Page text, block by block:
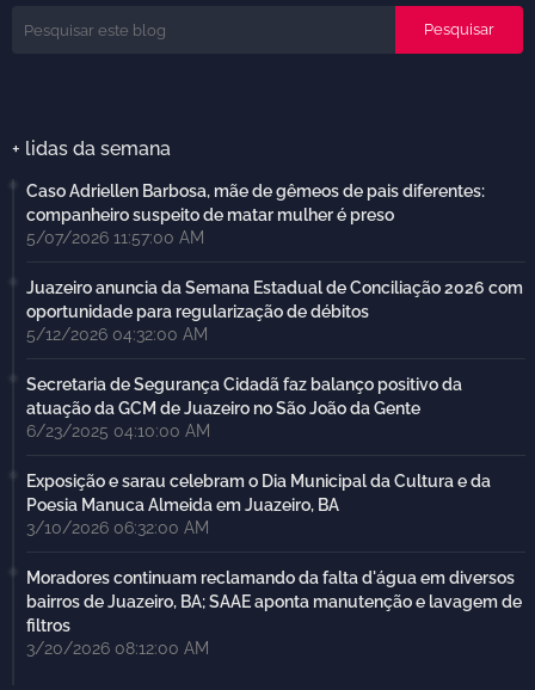
+ lidas da semana
Caso Adriellen Barbosa, mãe de gêmeos de pais diferentes:
companheiro suspeito de matar mulher é preso
5/07/2026 11:57:00 AM
Juazeiro anuncia da Semana Estadual de Conciliação 2026 com
oportunidade para regularização de débitos
5/12/2026 04:32:00 AM
Secretaria de Segurança Cidadã faz balanço positivo da
atuação da GCM de Juazeiro no São João da Gente
6/23/2025 04:10:00 AM
Exposição e sarau celebram o Dia Municipal da Cultura e da
Poesia Manuca Almeida em Juazeiro, BA
3/10/2026 06:32:00 AM
Moradores continuam reclamando da falta d'água em diversos
bairros de Juazeiro, BA; SAAE aponta manutenção e lavagem de
filtros
3/20/2026 08:12:00 AM